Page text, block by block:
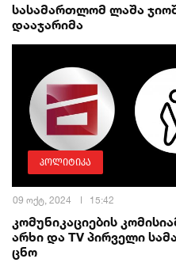
სასამართლომ ლაშა
დააჯარიმა
პოლიტიკა
09 ოქტ, 2024 15:42
კომუნიკაციების
არხი და TV პირველი
ცნო